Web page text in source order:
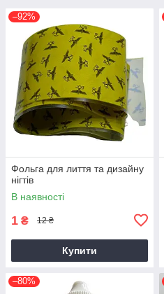
–92%
Фольга для лиття та дизайну
нігтів
В наявності
1 ₴ 12 ₴
Купити
–80%